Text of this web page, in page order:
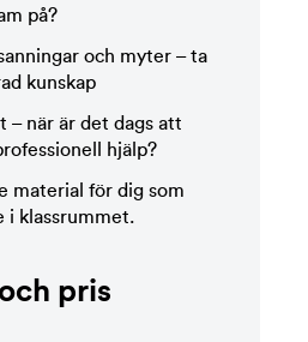
på?
och myter – ta
kunskap
– när är det dags att
hjälp?
material för dig som
i klassrummet.
pris